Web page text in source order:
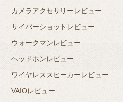
カメラアクセサリーレビュー
サイバーショットレビュー
ウォークマンレビュー
ヘッドホンレビュー
ワイヤレススピーカーレビュー
VAIOレビュー